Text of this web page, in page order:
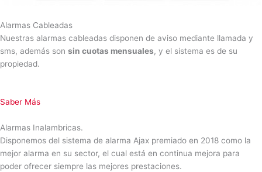
Alarmas Cableadas
Nuestras alarmas cableadas disponen de aviso mediante llamada y
sms, además son sin cuotas mensuales, y el sistema es de su
propiedad.
Saber Más
Alarmas Inalambricas.
Disponemos del sistema de alarma Ajax premiado en 2018 como la
mejor alarma en su sector, el cual está en continua mejora para
poder ofrecer siempre las mejores prestaciones.